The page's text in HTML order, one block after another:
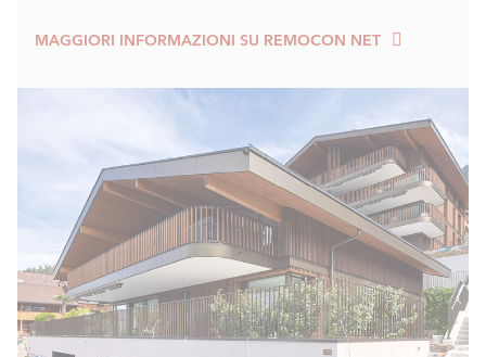
MAGGIORI INFORMAZIONI SU REMOCON NET